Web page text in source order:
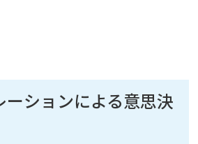
ーションによる意思決